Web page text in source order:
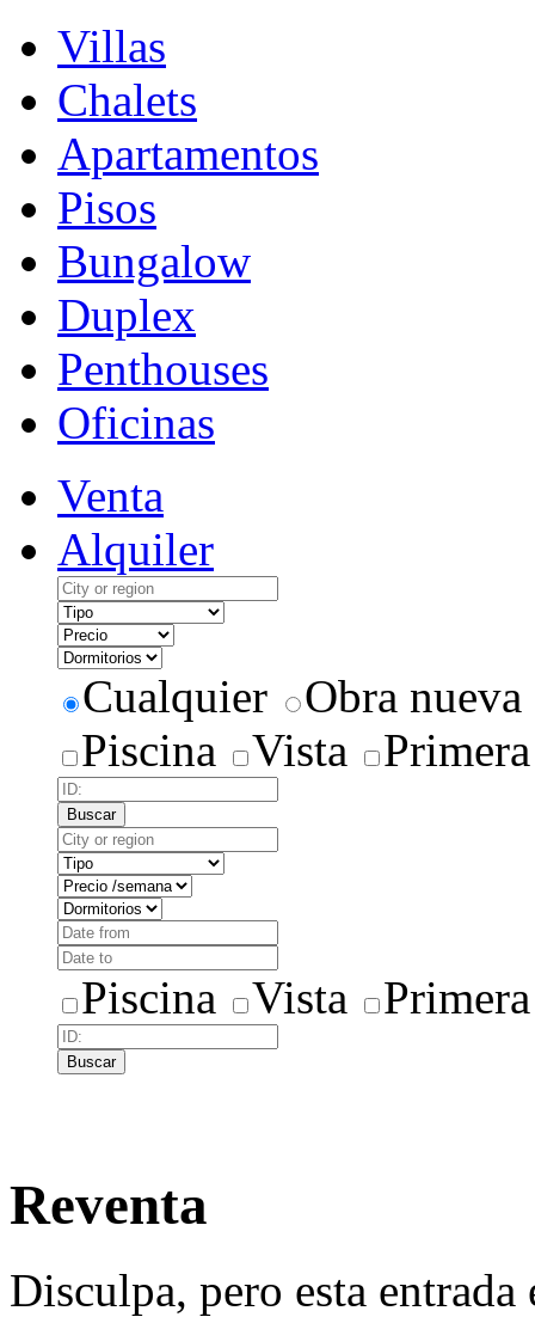
Villas
Chalets
Apartamentos
Pisos
Bungalow
Duplex
Penthouses
Oficinas
Venta
Alquiler
Cualquier
Obra nueva
Piscina
Vista
Buscar
Piscina Vista
Buscar
Reventa
Disculpa, pero esta